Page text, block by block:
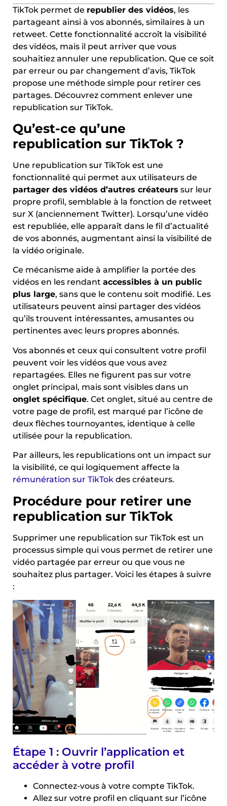
TikTok permet de republier des vidéos, les
partageant ainsi à vos abonnés, similaires à un
retweet. Cette fonctionnalité accroît la visibilité
des vidéos, mais il peut arriver que vous
souhaitiez annuler une republication. Que ce soit
par erreur ou par changement d’avis, TikTok
propose une méthode simple pour retirer ces
partages. Découvrez comment enlever une
republication sur TikTok.
Qu’est-ce qu’une
republication sur TikTok ?
Une republication sur TikTok est une
fonctionnalité qui permet aux utilisateurs de
partager des vidéos d’autres créateurs sur leur
propre profil, semblable à la fonction de retweet
sur X (anciennement Twitter). Lorsqu’une vidéo
est republiée, elle apparaît dans le fil d’actualité
de vos abonnés, augmentant ainsi la visibilité de
la vidéo originale.
Ce mécanisme aide à amplifier la portée des
vidéos en les rendant accessibles à un public
plus large, sans que le contenu soit modifié. Les
utilisateurs peuvent ainsi partager des vidéos
qu’ils trouvent intéressantes, amusantes ou
pertinentes avec leurs propres abonnés.
Vos abonnés et ceux qui consultent votre profil
peuvent voir les vidéos que vous avez
repartagées. Elles ne figurent pas sur votre
onglet principal, mais sont visibles dans un
onglet spécifique. Cet onglet, situé au centre de
votre page de profil, est marqué par l’icône de
deux flèches tournoyantes, identique à celle
utilisée pour la republication.
Par ailleurs, les republications ont un impact sur
la visibilité, ce qui logiquement affecte la
rémunération sur TikTok des créateurs.
Procédure pour retirer une
republication sur TikTok
Supprimer une republication sur TikTok est un
processus simple qui vous permet de retirer une
vidéo partagée par erreur ou que vous ne
souhaitez plus partager. Voici les étapes à suivre
:
Étape 1 : Ouvrir l’application et
accéder à votre profil
Connectez-vous à votre compte TikTok.
Allez sur votre profil en cliquant sur l’icône